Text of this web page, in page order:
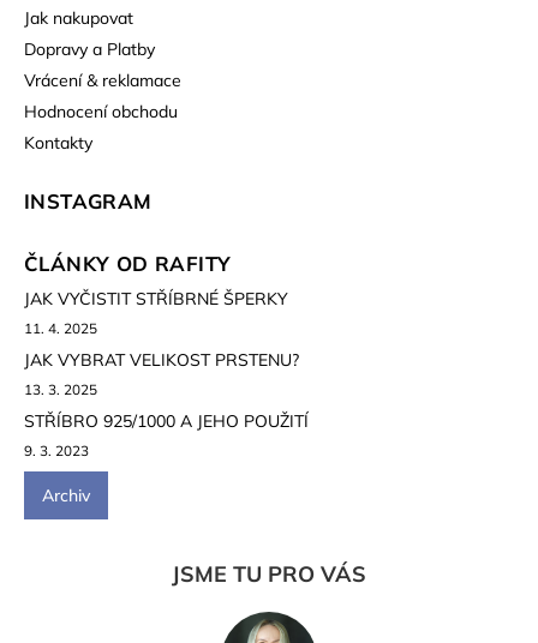
Jak nakupovat
Dopravy a Platby
Vrácení & reklamace
Hodnocení obchodu
Kontakty
INSTAGRAM
ČLÁNKY OD RAFITY
JAK VYČISTIT STŘÍBRNÉ ŠPERKY
11. 4. 2025
JAK VYBRAT VELIKOST PRSTENU?
13. 3. 2025
STŘÍBRO 925/1000 A JEHO POUŽITÍ
9. 3. 2023
Archiv
JSME TU PRO VÁS